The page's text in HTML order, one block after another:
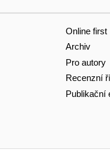
Online first
Archiv
Pro autory
Recenzní
Publikační